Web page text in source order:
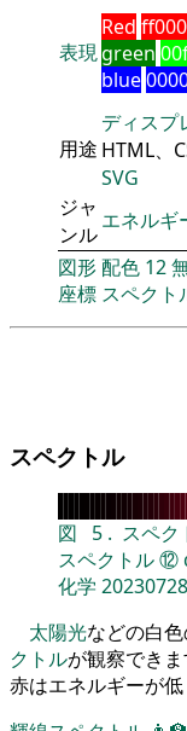
表現
Red
green
blue
用途
ディスプ
HTML、
SVG
ジャ
ンル
エネルギ
図形配色 12
座標 スペクト
スペクトル
図 5 . スペク
スペクトル⑫
化学 20230728
太陽光などの白
クトルが観察でき
赤はエネルギーが低